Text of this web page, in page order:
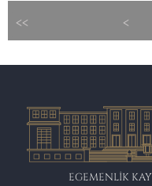
<< <
EGEMENLİK